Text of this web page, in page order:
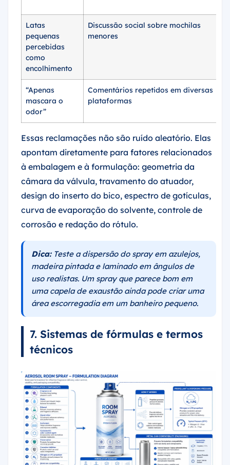
Latas
pequenas
percebidas
como
encolhimento
Discussão social sobre mochilas
menores
“Apenas
mascara o
odor”
Comentários repetidos em diversas
plataformas
Essas reclamações não são ruído aleatório. Elas
apontam diretamente para fatores relacionados
à embalagem e à formulação: geometria da
câmara da válvula, travamento do atuador,
design do inserto do bico, espectro de gotículas,
curva de evaporação do solvente, controle de
corrosão e redação do rótulo.
Dica:Teste a dispersão do spray em azulejos,
madeira pintada e laminado em ângulos de
uso realistas. Um spray que parece bom em
uma capela de exaustão ainda pode criar uma
área escorregadia em um banheiro pequeno.
7. Sistemas de fórmulas e termos
técnicos